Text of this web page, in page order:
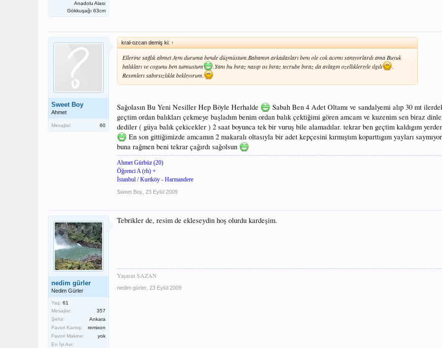
Anadolu Alası
Gökkuşağı 63cm
Sweet Boy
Ahmet
Mesajlar: 60
kral-ozcan demiş ki: ↑
Ellerine sağlık ahmet Aynı duruma bende düşmüstum.Babamın arkadasları benı ole cok acemı sanıyorlardı ama Buyuk
balıkları ve cogunu ben tutmustum
.Yanı bu bıraz nasıp ısı bıraz tecrube bıraz da avlagın ozellıklerıyle ılgılı
.
Resımlerı sabırsızlıkla beklıyorum.
Sağolasın Bu Yeni Nesiller Hep Böyle Herhalde
Sabah Ben 4 Adet Oltamı ve sandalyemi alıp 30 mt
geçtim ordan balıkları çekmeye başladım benim ordan balık çektiğimi gören amcam ve kuzenim sen biraz
dediler ( güya balık çekicekler ) 2 saat boyunca tek bir vuruş bile alamadılar. tekrar ben geçtim kaldıgım
En son gittiğimizde amcamın 2 makaralı oltasıyla bir adet kepçesini kırmıştım koparttıgım yayları
buna rağmen beni tekrar çağırdı sağolsun
Ahmet Gürbüz (20)
Öğrenci A (rh) +
İstanbul / Kurtköy - Harmandere
Sweet Boy 23 Eylül 2009
nedim gürler
Nedim Gürler
Yaş: 61
Mesajlar:
357
Şehir:
Ankara
Favori Kamış:
remixon
Favori Makine:
yok
En İyi Avı:
Tebrikler de, resim de ekleseydin hoş olurdu kardeşim.
Yaşasın SAZAN
nedim gürler 23 Eylül 2009